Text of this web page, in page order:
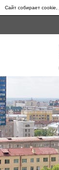
Сайт собирает cookie,